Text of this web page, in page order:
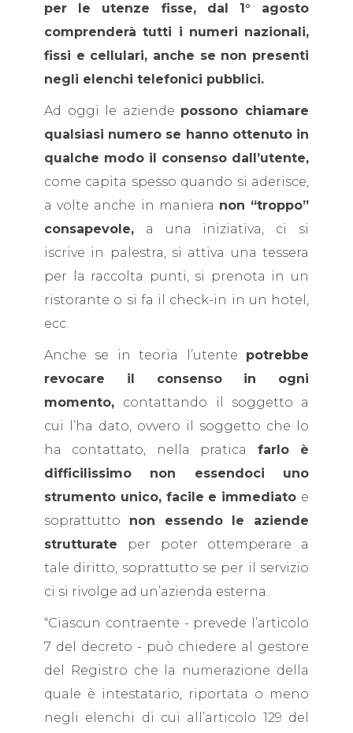
per le utenze fisse, dal 1° agosto
comprenderà tutti i numeri nazionali,
fissi e cellulari, anche se non presenti
negli elenchi telefonici pubblici.
Ad oggi le aziende possono chiamare
qualsiasi numero se hanno ottenuto in
qualche modo il consenso dall’utente,
come capita spesso quando si aderisce,
a volte anche in maniera non “troppo”
consapevole, a una iniziativa, ci si
iscrive in palestra, si attiva una tessera
per la raccolta punti, si prenota in un
ristorante o si fa il check-in in un hotel,
ecc.
Anche se in teoria l’utente potrebbe
revocare il consenso in ogni
momento, contattando il soggetto a
cui l’ha dato, ovvero il soggetto che lo
ha contattato, nella pratica farlo è
difficilissimo non essendoci uno
strumento unico, facile e immediato e
soprattutto non essendo le aziende
strutturate per poter ottemperare a
tale diritto, soprattutto se per il servizio
ci si rivolge ad un’azienda esterna.
“Ciascun contraente - prevede l’articolo
7 del decreto - può chiedere al gestore
del Registro che la numerazione della
quale è intestatario, riportata o meno
negli elenchi di cui all’articolo 129 del